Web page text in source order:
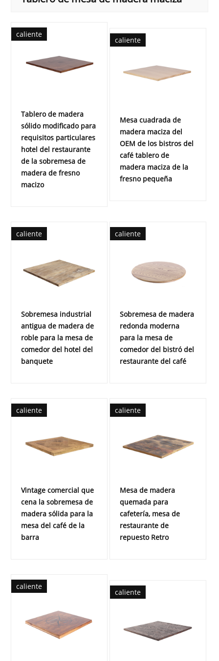
caliente
Tablero de madera
sólido modificado para
requisitos particulares
hotel del restaurante
de la sobremesa de
madera de fresno
macizo
caliente
Mesa cuadrada de
madera maciza del
OEM de los bistros del
café tablero de
madera maciza de la
fresno pequeña
caliente
Sobremesa industrial
antigua de madera de
roble para la mesa de
comedor del hotel del
banquete
caliente
Sobremesa de madera
redonda moderna
para la mesa de
comedor del bistró del
restaurante del café
caliente
Vintage comercial que
cena la sobremesa de
madera sólida para la
mesa del café de la
barra
caliente
Mesa de madera
quemada para
cafetería, mesa de
restaurante de
repuesto Retro
caliente
caliente